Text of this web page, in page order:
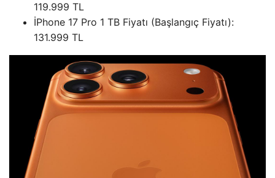
119.999 TL
İPhone 17 Pro 1 TB Fiyatı (Başlangıç ​​Fiyatı):
131.999 TL